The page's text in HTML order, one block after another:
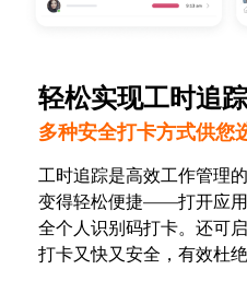
轻松实现工时追踪
多种安全打卡方式供您
工时追踪是高效工作管理
变得轻松便捷——打开应
全个人识别码打卡。还可
打卡又快又安全，有效杜